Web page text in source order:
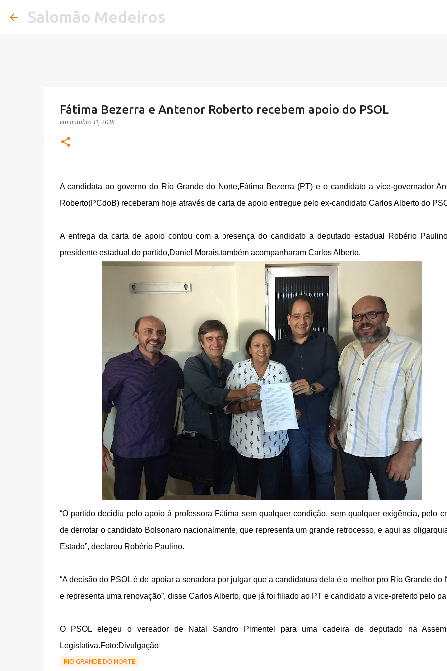
Salomão Medeiros
Fátima Bezerra e Antenor Roberto recebem apoio do PSOL
em outubro 11, 2018
A candidata ao governo do Rio Grande do Norte,Fátima Bezerra (PT) e o candidato a vice-governador
Roberto(PCdoB) receberam hoje através de carta de apoio entregue pelo ex-candidato Carlos Alberto do
A entrega da carta de apoio contou com a presença do candidato a deputado estadual Robério
presidente estadual do partido,Daniel Morais,também acompanharam Carlos Alberto.
“O partido decidiu pelo apoio à professora Fátima sem qualquer condição, sem qualquer exigência, pelo
de derrotar o candidato Bolsonaro nacionalmente, que representa um grande retrocesso, e aqui as
Estado”, declarou Robério Paulino.
“A decisão do PSOL é de apoiar a senadora por julgar que a candidatura dela é o melhor pro Rio Grande do
e representa uma renovação”, disse Carlos Alberto, que já foi filiado ao PT e candidato a vice-prefeito pelo
O PSOL elegeu o vereador de Natal Sandro Pimentel para uma cadeira de deputado na
Legislativa.Foto:Divulgação
RIO GRANDE DO NORTE